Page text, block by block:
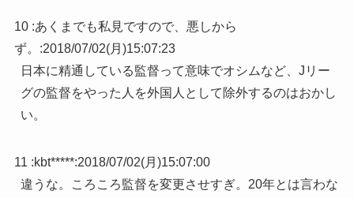
10 :あくまでも私見ですので、悪しから
ず。 :2018/07/02(月)15:07:23
日本に精通している監督って意味でオシムなど、Jリー
グの監督をやった人を外国人として除外するのはおかし
い。
11 :kbt*****:2018/07/02(月)15:07:00
違うな。ころころ監督を変更させすぎ。20年とは言わな